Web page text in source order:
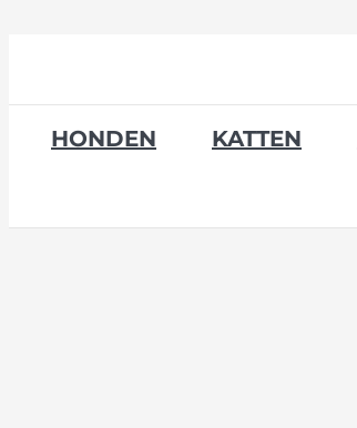
HONDEN KATTEN